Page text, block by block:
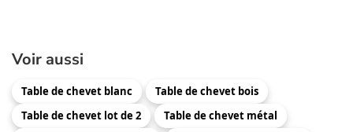
Voir aussi
Table de chevet blanc
Table de chevet bois
Table de chevet lot de 2
Table de chevet métal